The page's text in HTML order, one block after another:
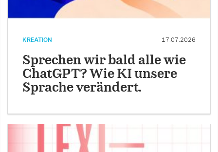
KREATION 17.07.2026
Sprechen wir bald alle wie
ChatGPT? Wie KI unsere
Sprache verändert.